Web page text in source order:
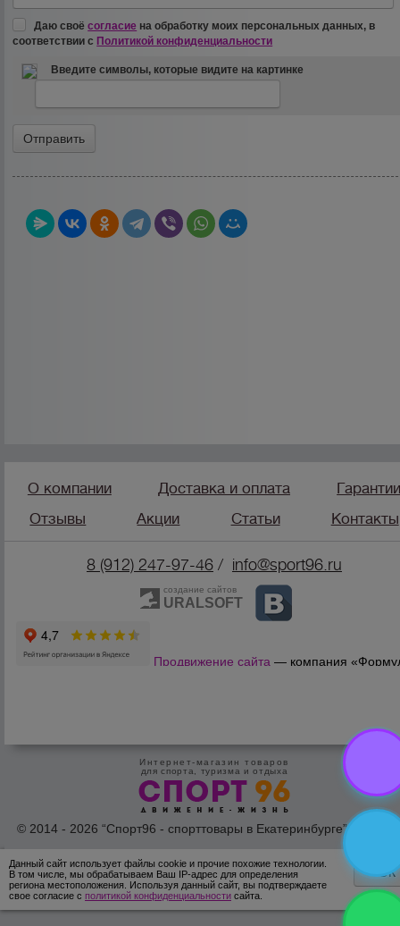
Даю своёсогласие на обработку моих персональных данных, в
соответствии с Политикой конфиденциальности
Введите символы, которые видите на картинке
О компании Доставка и оплата
Отзывы
Акции Статьи Контакты
8 (912) 247-97-46 / info@sport96.ru
создание сайтов
URALSOFT
Продвижение сайта — компания
Интернет-магазин товаров
для спорта, туризма и отдыха
© 2014 - 2026 “Спорт96 - спорттовары в Екатеринбурге” Все
Согласие на обработку персональных
Данный сайт использует файлы cookie и прочие похожие технологии.
В том числе, мы обрабатываем Ваш IP-адрес для определения
региона местоположения. Используя данный сайт, вы подтверждаете
свое согласие с политикой конфиденциальности сайта.
ОК